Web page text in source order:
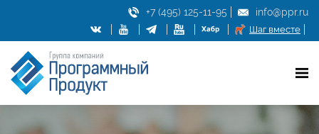
+7 (495) 125-11-95 info@ppr.ru
Шаг вместе